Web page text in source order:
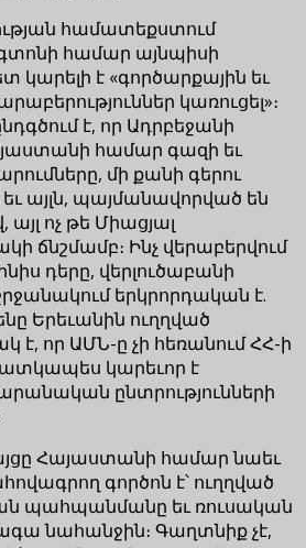
համատեքստում
համար այնպիսի
կարելի է «գործարքային եւ
կառուցել»։
է, որ Ադրբեջանի
համար գազի եւ
մի քանի գերու
այլն, պայմանավորված են
ոչ թե Միացյալ
ճնշմամբ։ Ինչ վերաբերվում
դերը, վերլուծաբանի
երկրորդական է.
Երեւանին ուղղված
որ ԱՄՆ-ը չի հեռանում ՀՀ-ի
կարեւոր է
ընտրությունների
Հայաստանի համար նաեւ
գործոն է՝ ուղղված
պահպանմանը եւ ռուսական
նահանջին։ Գաղտնիք չէ,